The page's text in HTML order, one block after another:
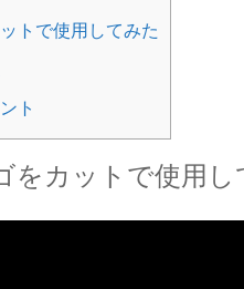
トで使用してみた
ト
をカットで使用し